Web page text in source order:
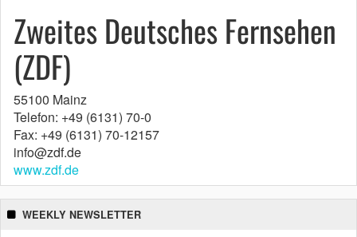
Zweites Deutsches Fernsehen
(ZDF)
55100 Mainz
Telefon: +49 (6131) 70-0
Fax: +49 (6131) 70-12157
info@zdf.de
www.zdf.de
WEEKLY NEWSLETTER